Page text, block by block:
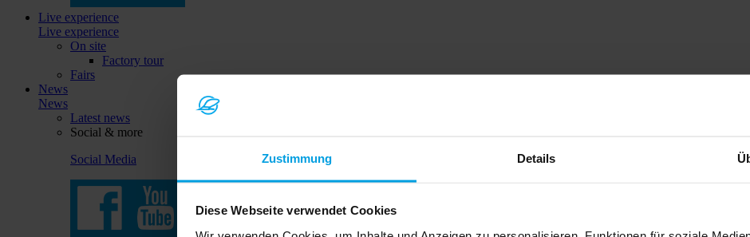
Zustimmung Details
Diese Webseite verwendet Cookies
Live experience
Live experience
On site
Factory tour
Fairs
News
News
Latest news
Social & more
Social Media